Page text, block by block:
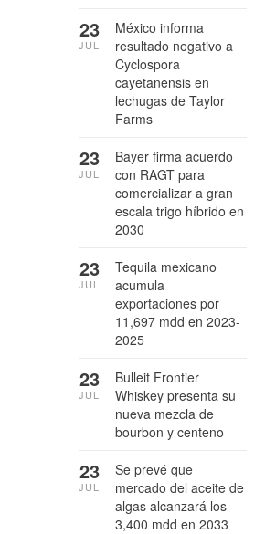
México informa
resultado negativo a
Cyclospora
cayetanensis en
lechugas de Taylor
Farms
23
JUL
Bayer firma acuerdo
con RAGT para
comercializar a gran
escala trigo híbrido en
2030
23
JUL
Tequila mexicano
acumula
exportaciones por
11,697 mdd en 2023-
2025
23
JUL
Bulleit Frontier
Whiskey presenta su
nueva mezcla de
bourbon y centeno
23
JUL
Se prevé que
mercado del aceite de
algas alcanzará los
3,400 mdd en 2033
23
JUL